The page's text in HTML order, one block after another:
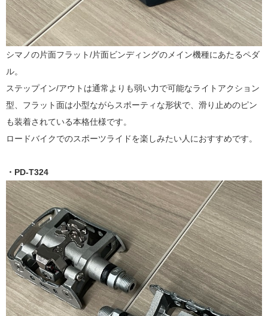
シマノの片面フラット/片面ビンディングのメイン機種にあたるペダ
ル。
ステップイン/アウトは通常よりも弱い力で可能なライトアクション
型、フラット面は小型ながらスポーティな形状で、滑り止めのピン
も装着されている本格仕様です。
ロードバイクでのスポーツライドを楽しみたい人におすすめです。
・PD-T324